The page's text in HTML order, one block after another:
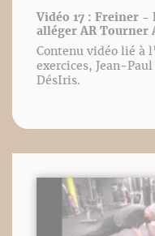
Vidéo 17 : Freiner -
alléger AR Tourner
Contenu vidéo lié à
exercices, Jean-
DésIris.